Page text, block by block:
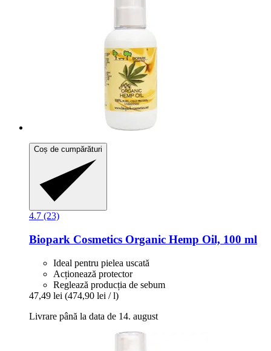
Coș de cumpărături
4.7 (23)
Biopark Cosmetics Organic Hemp Oil, 100 ml
Ideal pentru pielea uscată
Acționează protector
Reglează producția de sebum
47,49 lei (474,90 lei / l)
Livrare până la data de 14. august